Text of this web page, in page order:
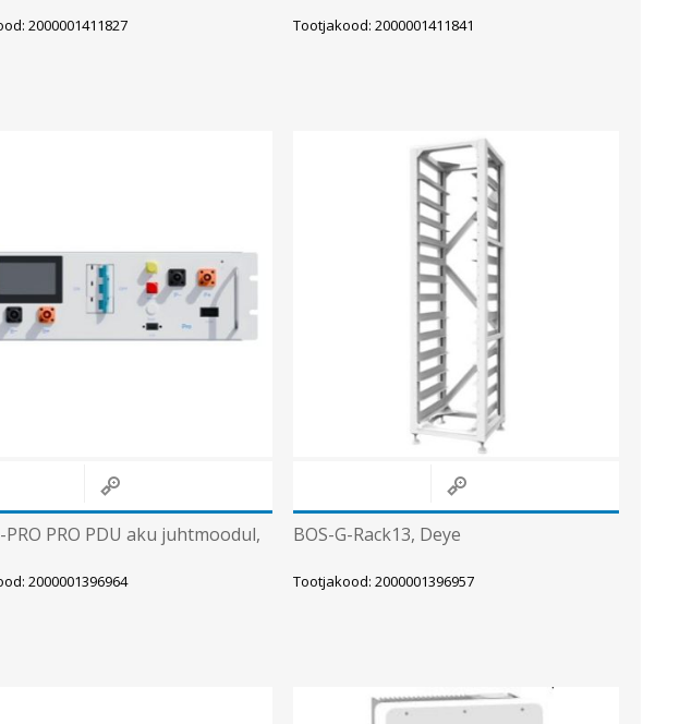
IP65, IP67
Tulekindlad valgustid ja tarvikud
Tööstusvalgustid
Siinid ja valgustid
Vaata kõiki
2000001411827 Tootjakood: 2000001411841
PRO PRO PDU aku juhtmoodul,
2000001396964
BOS-G-Rack13, Deye
Tootjakood: 2000001396957